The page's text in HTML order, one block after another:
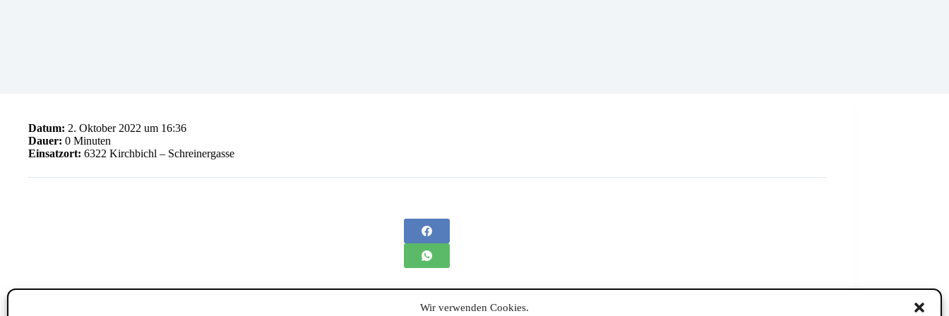
Wir verwenden Cookies.
Datum: 2. Oktober 2022 um 16:36
Dauer: 0 Minuten
Einsatzort: 6322 Kirchbichl – Schreinergasse